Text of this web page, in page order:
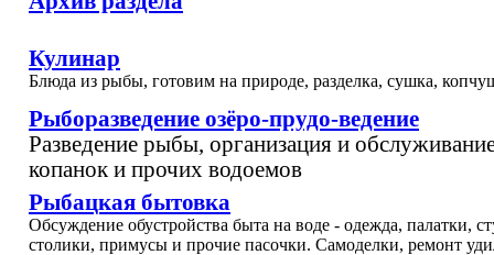
Кулинар
Блюда из рыбы, готовим на природе, разделка, сушка,
Рыборазведение озёро-прудо-ведение
Разведение рыбы, организация и
копанок и прочих водоемов
Рыбацкая бытовка
Обсуждение обустройства быта на воде - одежда, палатки,
столики, примусы и прочие пасочки. Самоделки, ремонт